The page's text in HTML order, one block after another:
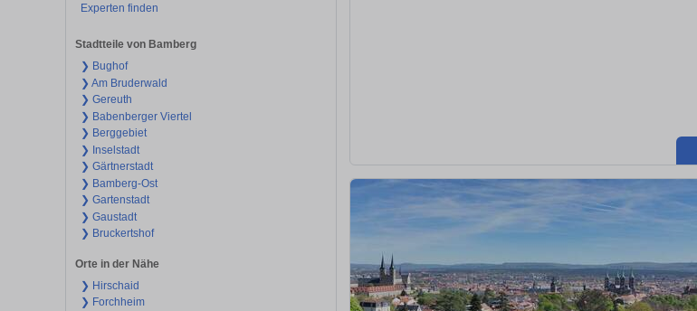
Experten finden
Stadtteile von Bamberg
❯ Bughof
❯ Am Bruderwald
❯ Gereuth
❯ Babenberger Viertel
❯ Berggebiet
❯ Inselstadt
❯ Gärtnerstadt
❯ Bamberg-Ost
❯ Gartenstadt
❯ Gaustadt
❯ Bruckertshof
Orte in der Nähe
❯ Hirschaid
❯ Forchheim